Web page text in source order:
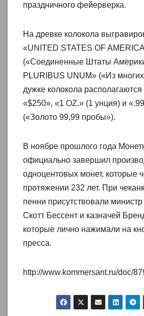
праздничного фейерверка.
На древке колокола
«UNITED STATES OF
(«Соединенные Штаты
PLURIBUS UNUM» («Из
дужке колокола
«$250», «1 OZ.» (1 унция) и
(«Золото 99,99 пробы»).
В ноябре прошлого года
официально завершил
одноцентовых монет, которые
протяжении 232 лет. При
пенни присутствовали
Скотт Бессент и казначей
которые лично нажимали на
пресса.
http://www.kommersant.ru/doc/